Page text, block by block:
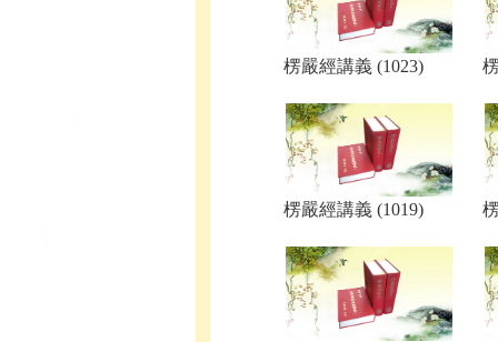
楞嚴經講義 (1023)
楞嚴經講義 (1019)